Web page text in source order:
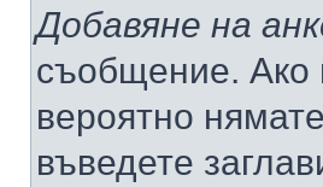
Добавяне на
съобщение. Ако
вероятно
въведете